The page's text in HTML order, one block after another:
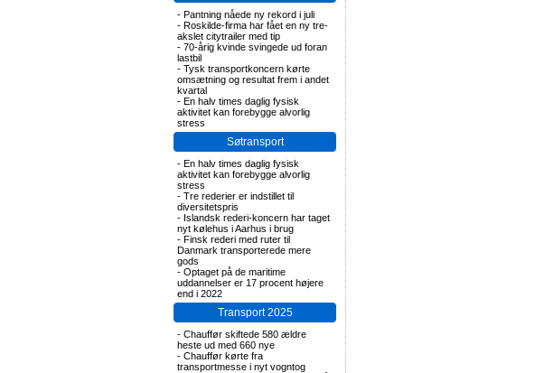
- Pantning nåede ny rekord i juli
- Roskilde-firma har fået en ny tre-
akslet citytrailer med tip
- 70-årig kvinde svingede ud foran
lastbil
- Tysk transportkoncern kørte
omsætning og resultat frem i andet
kvartal
- En halv times daglig fysisk
aktivitet kan forebygge alvorlig
stress
Søtransport
- En halv times daglig fysisk
aktivitet kan forebygge alvorlig
stress
- Tre rederier er indstillet til
diversitetspris
- Islandsk rederi-koncern har taget
nyt kølehus i Aarhus i brug
- Finsk rederi med ruter til
Danmark transporterede mere
gods
- Optaget på de maritime
uddannelser er 17 procent højere
end i 2022
Transport 2025
- Chauffør skiftede 580 ældre
heste ud med 660 nye
- Chauffør kørte fra
transportmesse i nyt vogntog